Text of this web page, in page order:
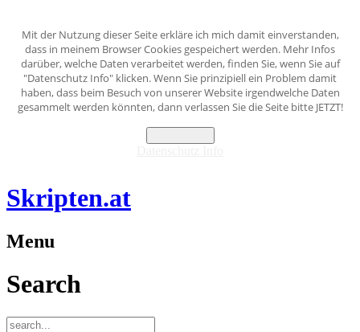
Mit der Nutzung dieser Seite erkläre ich mich damit einverstanden,
dass in meinem Browser Cookies gespeichert werden. Mehr Infos
darüber, welche Daten verarbeitet werden, finden Sie, wenn Sie auf
"Datenschutz Info" klicken. Wenn Sie prinzipiell ein Problem damit
haben, dass beim Besuch von unserer Website irgendwelche Daten
gesammelt werden könnten, dann verlassen Sie die Seite bitte JETZT!
Skripten.at
Menu
Search